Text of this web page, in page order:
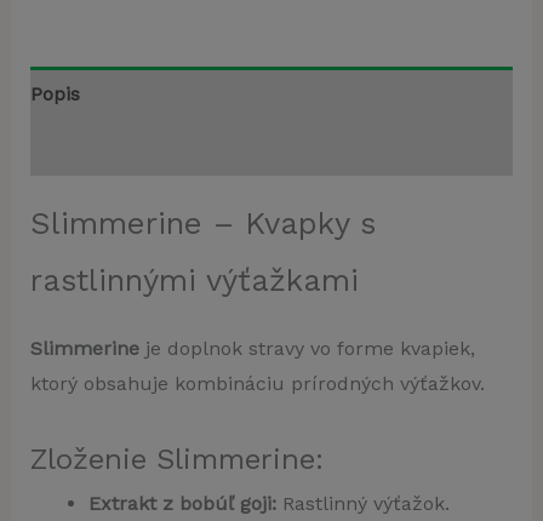
Popis
Slimmerine – Kvapky s
rastlinnými výťažkami
Slimmerineje doplnok stravy vo forme kvapiek,
ktorý obsahuje kombináciu prírodných výťažkov.
Zloženie Slimmerine:
Extrakt z bobúľ goji:Rastlinný výťažok.